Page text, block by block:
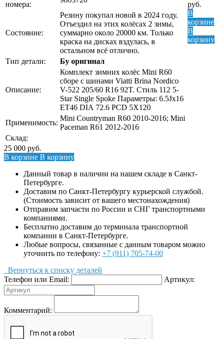
руб.
В
корзине
В
корзину
номера:
Состояние:
Резину покупал новой в 2024 году.
Отъездил на этих колёсах 2 зимы,
суммарно около 20000 км. Только
краска на дисках вздулась, в
остальном всё отлично.
Тип детали:
Бу оригинал
Описание:
Комплект зимних колёс Mini R60
сборе с шинами Viatti Brina Nordico
V-522 205/60 R16 92T. Стиль 112 5-
Star Single Spoke Параметры: 6.5Jx16
ЕТ46 DIА 72.6 РСD 5Х120
Применимость:
Mini Countryman R60 2010-2016; Mini
Paceman R61 2012-2016
Склад:
25 000 руб.
В корзине В корзину
Данный товар в наличии на нашем складе в Санкт-
Петербурге.
Доставим по Санкт-Петербургу курьерской службой.
(Стоимость зависит от вашего местонахождения)
Отправим запчасти по России и СНГ транспортными
компаниями.
Бесплатно доставим до терминала транспортной
компании в Санкт-Петербурге.
Любые вопросы, связанные с данным товаром можно
уточнить по телефону: +7 (911) 705-74-00
Вернуться к списку деталей
Телефон или Email:
Артикул:
Комментарий: